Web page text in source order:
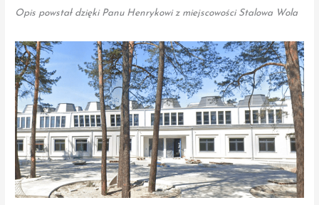
Opis powstał dzięki Panu Henrykowi z miejscowości Stalowa Wola